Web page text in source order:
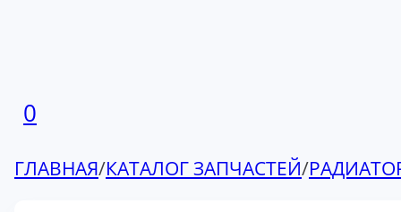
0
ГЛАВНАЯ/КАТАЛОГ ЗАПЧАСТЕЙ/